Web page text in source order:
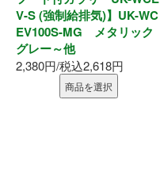
棚柱・収納
点検口・収納庫
内装部材
V-S (強制給排気)】UK-WC
EV100S-MG メタリック
グレー～他
2,380円/税込2,618円
商品を選択